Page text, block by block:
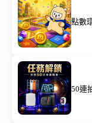
點數
50連